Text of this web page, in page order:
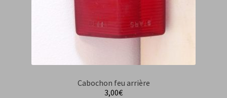
Cabochon feu arrière
3,00€